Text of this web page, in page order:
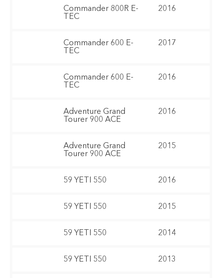
Commander 800R E-
TEC
2016
Commander 600 E-
TEC
2017
Commander 600 E-
TEC
2016
Adventure Grand
Tourer 900 ACE
2016
Adventure Grand
Tourer 900 ACE
2015
59 YETI 550 2016
59 YETI 550 2015
59 YETI 550 2014
59 YETI 550 2013